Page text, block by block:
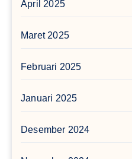
April 2025
Maret 2025
Februari 2025
Januari 2025
Desember 2024